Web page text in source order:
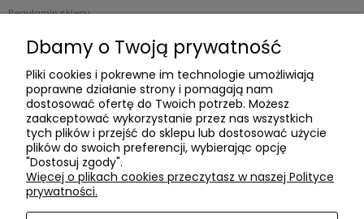
Regulamin sklepu
Polityka prywatności
Płatności i dostawa
Czas realizacji zamówienia
Czas i koszty dostawy
Formy płatności
O NAS
Dbamy o Twoją prywatność
Pliki cookies i pokrewne im technologie umożliwiają
poprawne działanie strony i pomagają nam
dostosować ofertę do Twoich potrzeb. Możesz
zaakceptować wykorzystanie przez nas wszystkich
tych plików i przejść do sklepu lub dostosować użycie
plików do swoich preferencji, wybierając opcję
"Dostosuj zgody".
Więcej o plikach cookies przeczytasz w naszej Polityce
prywatności.